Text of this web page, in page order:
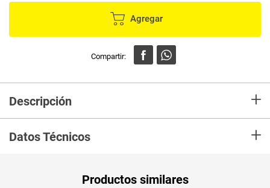
Agregar
Descripción +
Datos Técnicos +
Productos similares